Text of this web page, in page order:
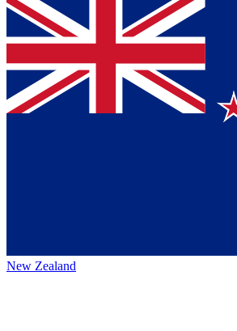
New Zealand